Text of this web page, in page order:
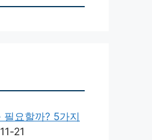
요할까? 5가지
21